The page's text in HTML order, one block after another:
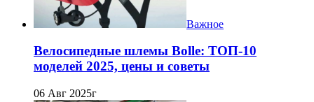
Важное
Велосипедные шлемы Bolle: ТОП-10
моделей 2025, цены и советы
06 Авг 2025г